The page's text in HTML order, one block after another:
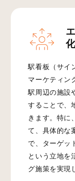
駅看板（サイ
マーケティン
駅周辺の施設
することで、
きます。特に
て、具体的な
で、ターゲッ
という立地を
グ施策を実現